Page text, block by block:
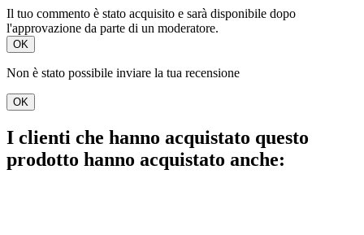
Il tuo commento è stato acquisito e sarà disponibile dopo
l'approvazione da parte di un moderatore.
OK
Non è stato possibile inviare la tua recensione
OK
I clienti che hanno acquistato questo
prodotto hanno acquistato anche: